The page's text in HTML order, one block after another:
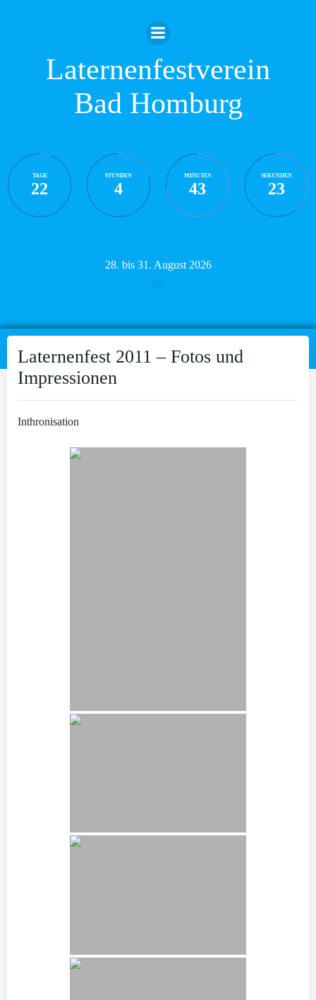
Inhalt
springen
Laternenfestverein
Bad Homburg
TAGE
22
STUNDEN
4
MINUTEN
43
SEKUNDEN
22
28. bis 31. August 2026
Laternenfest 2011 – Fotos und
Impressionen
Inthronisation